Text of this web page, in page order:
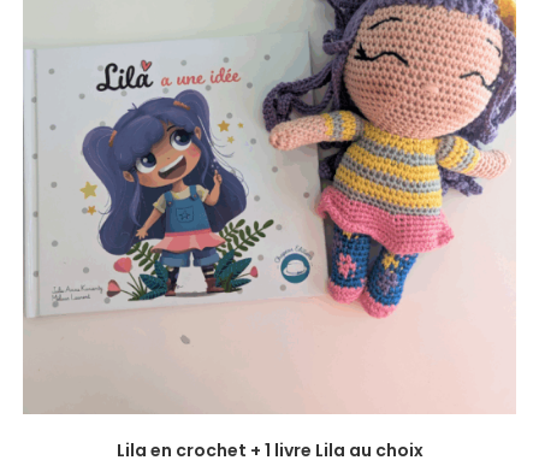
Lila en crochet + 1 livre Lila au choix